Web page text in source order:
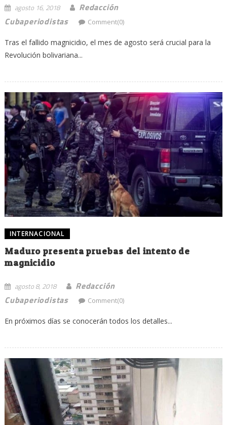
agosto 16, 2018
Redacción
Cubaperiodistas
Comment(0)
Tras el fallido magnicidio, el mes de agosto será crucial para la
Revolución bolivariana...
INTERNACIONAL
Maduro presenta pruebas del intento de
magnicidio
agosto 8, 2018
Redacción
Cubaperiodistas
Comment(0)
En próximos días se conocerán todos los detalles...